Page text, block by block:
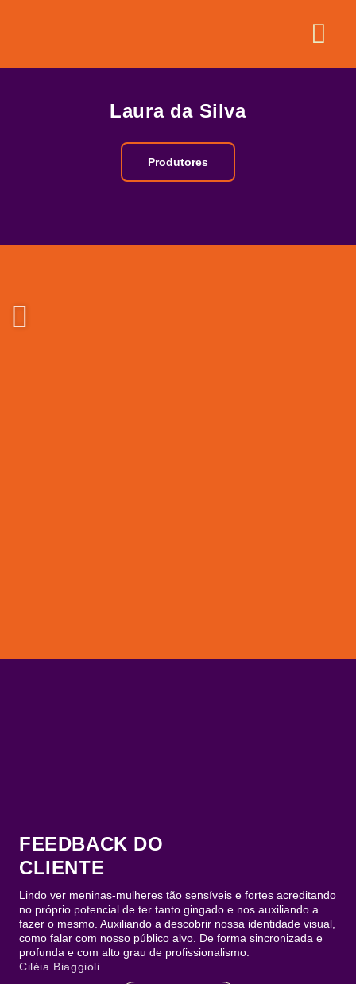
Laura da Silva
Produtores
FEEDBACK DO
CLIENTE
Lindo ver meninas-mulheres tão sensíveis e fortes acreditando
no próprio potencial de ter tanto gingado e nos auxiliando a
fazer o mesmo. Auxiliando a descobrir nossa identidade visual,
como falar com nosso público alvo. De forma sincronizada e
profunda e com alto grau de profissionalismo.
Ciléia Biaggioli